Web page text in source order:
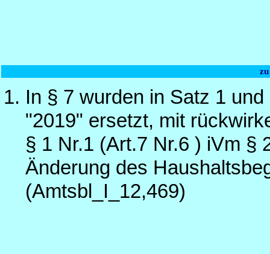
In § 7 wurden in Satz 1
"2019" ersetzt, mit
§ 1 Nr.1 (Art.7 Nr.6 ) iVm §
Änderung des
(Amtsbl_I_12,469)